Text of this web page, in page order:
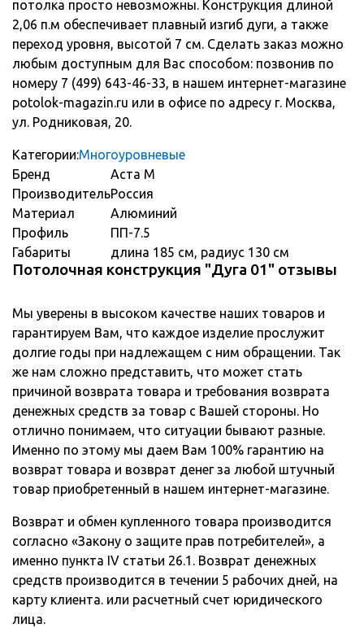
потолка просто невозможны. Конструкция длиной
2,06 п.м обеспечивает плавный изгиб дуги, а также
переход уровня, высотой 7 см. Сделать заказ можно
любым доступным для Вас способом: позвонив по
номеру 7 (499) 643-46-33, в нашем интернет-магазине
potolok-magazin.ru или в офисе по адресу г. Москва,
ул. Родниковая, 20.
Категории:Многоуровневые
Бренд
Аста М
ПроизводительРоссия
Материал
Алюминий
Профиль
ПП-7.5
Габариты
длина 185 см, радиус 130 см
Потолочная конструкция "Дуга 01" отзывы
Мы уверены в высоком качестве наших товаров и
гарантируем Вам, что каждое изделие прослужит
долгие годы при надлежащем с ним обращении. Так
же нам сложно представить, что может стать
причиной возврата товара и требования возврата
денежных средств за товар с Вашей стороны. Но
отлично понимаем, что ситуации бывают разные.
Именно по этому мы даем Вам 100% гарантию на
возврат товара и возврат денег за любой штучный
товар приобретенный в нашем интернет-магазине.
Возврат и обмен купленного товара производится
согласно «Закону о защите прав потребителей», а
именно пункта IV статьи 26.1. Возврат денежных
средств производится в течении 5 рабочих дней, на
карту клиента. или расчетный счет юридического
лица.